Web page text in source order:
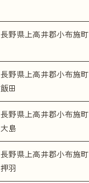
長野県上高井郡小布施町
長野県上高井郡小布施町
飯田
長野県上高井郡小布施町
大島
長野県上高井郡小布施町
押羽